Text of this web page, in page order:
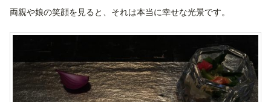
両親や娘の笑顔を見ると、それは本当に幸せな光景です。